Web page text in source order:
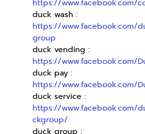
https://www.facebook.com/
duck wash :
https://www.facebook.com/
group
duck vending :
https://www.facebook.com/
duck pay :
https://www.facebook.com/
duck service :
https://www.facebook.com/
ckgroup/
duck group :